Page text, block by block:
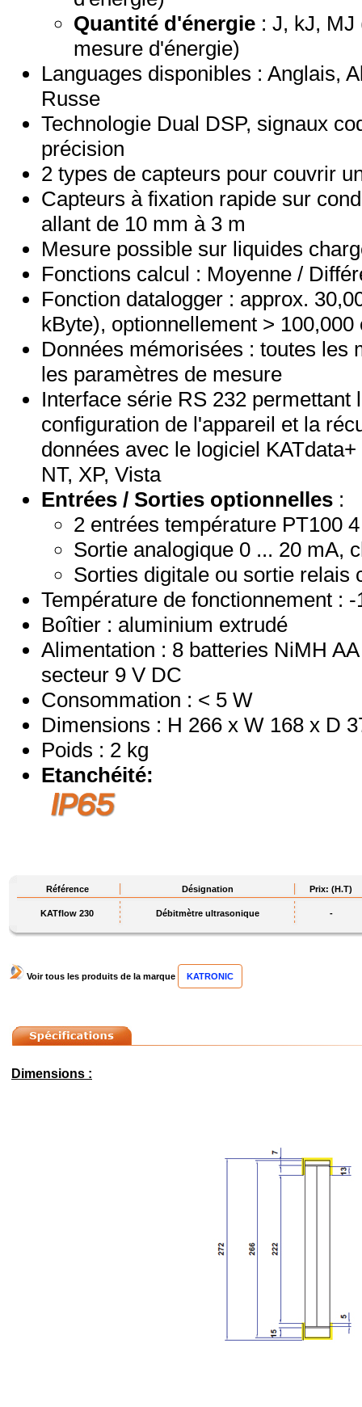
Quantité d'énergie : J, kJ, MJ
mesure d'énergie)
Languages disponibles : Anglais,
Russe
Technologie Dual DSP, signaux
précision
2 types de capteurs pour couvrir
Capteurs à fixation rapide sur
allant de 10 mm à 3 m
Mesure possible sur liquides
Fonctions calcul : Moyenne /
Fonction datalogger : approx.
kByte), optionnellement >
Données mémorisées : toutes les
les paramètres de mesure
Interface série RS 232
configuration de l'appareil et la
données avec le logiciel
NT, XP, Vista
Entrées / Sorties optionnelles :
2 entrées température PT100
Sortie analogique 0 ... 20 mA,
Sorties digitale ou sortie relais
Température de fonctionnement : -
Boîtier : aluminium extrudé
Alimentation : 8 batteries NiMH
secteur 9 V DC
Consommation : < 5 W
Dimensions : H 266 x W 168 x D
Poids : 2 kg
Etanchéité:
Référence Désignation Prix: (H.T)
KATflow 230 Débitmètre ultrasonique -
Voir tous les produits de la marque KATRONIC
Dimensions :